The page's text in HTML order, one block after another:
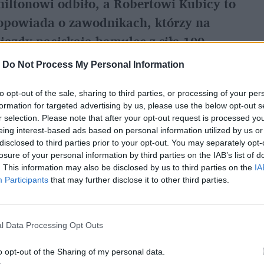
Do Not Process My Personal Information
opt-out of the sale, sharing to third parties, or processing of your
for targeted advertising by us, please use the below opt-out
selection. Please note that after your opt-out request is processed
interest-based ads based on personal information utilized by us
to third parties prior to your opt-out. You may separately
of your personal information by third parties on the IAB’s list of
This information may also be disclosed by us to third parties on the
Participants that may further disclose it to other third parties.
Data Processing Opt Outs
opt-out of the Sharing of my personal data.
o zawodnikach, którzy na
naciskają hamulec z siłą 100
ich kulisy, trudność i
się w tradycyjnych mediach.
1?
wyjazd zaczynamy od 4 tysięcy złotych.
więc w minionym sezonie byłem tylko na
myśl, by jednak polecieć na Grand Prix
w dziesiątce. Wychodzę z założenia, że
mnie, że zajmujące się tą tematyką
i to od ich biorą informacje. W